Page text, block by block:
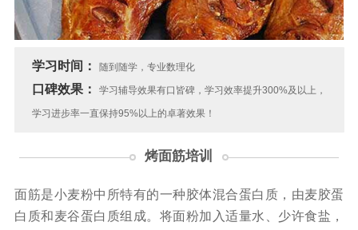
学习时间： 随到随学，专业数理化
口碑效果： 学习辅导效果有口皆碑，学习效率提升300%及以上，
学习进步率一直保持95%以上的卓著效果！
烤面筋培训
面筋是小麦粉中所特有的一种胶体混合蛋白质，由麦胶蛋
白质和麦谷蛋白质组成。将面粉加入适量水、少许食盐，